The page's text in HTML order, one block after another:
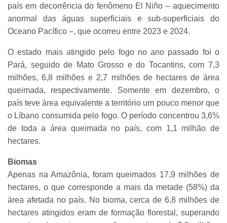
país em decorrência do fenômeno El Niño – aquecimento
anormal das águas superficiais e sub-superficiais do
Oceano Pacífico –, que ocorreu entre 2023 e 2024.
O estado mais atingido pelo fogo no ano passado foi o
Pará, seguido de Mato Grosso e do Tocantins, com 7,3
milhões, 6,8 milhões e 2,7 milhões de hectares de área
queimada, respectivamente. Somente em dezembro, o
país teve área equivalente a território um pouco menor que
o Líbano consumida pelo fogo. O período concentrou 3,6%
de toda a área queimada no país, com 1,1 milhão de
hectares.
Biomas
Apenas na Amazônia, foram queimados 17,9 milhões de
hectares, o que corresponde a mais da metade (58%) da
área afetada no país. No bioma, cerca de 6,8 milhões de
hectares atingidos eram de formação florestal, superando